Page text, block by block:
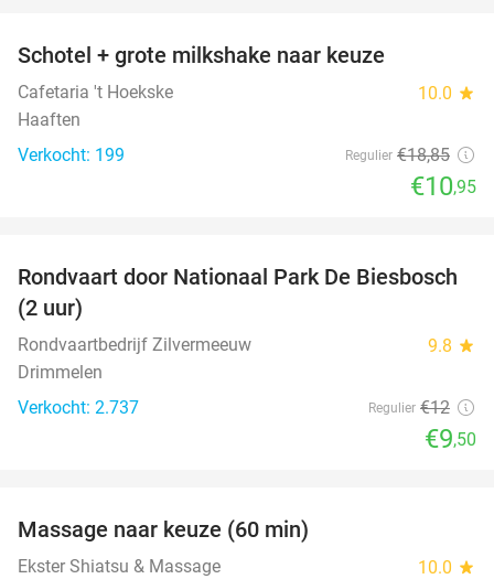
Schotel + grote milkshake naar keuze
Cafetaria 't Hoekske 10.0 star
Haaften
Verkocht: 199
Regulier €18,85
€10,95
21%
Rondvaart door Nationaal Park De Biesbosch
(2 uur)
Rondvaartbedrijf Zilvermeeuw 9.8 star
Drimmelen
Verkocht: 2.737
Regulier €12
€9,50
Massage naar keuze (60 min)
Ekster Shiatsu & Massage 10.0 star